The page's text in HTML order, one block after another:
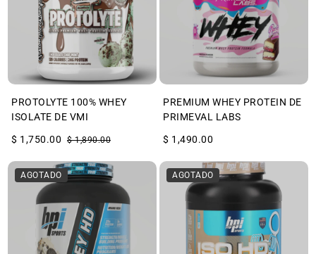
PROTOLYTE 100% WHEY
ISOLATE DE VMI
$ 1,750.00
$ 1,890.00
PREMIUM WHEY PROTEIN DE
PRIMEVAL LABS
$ 1,490.00
AGOTADO AGOTADO